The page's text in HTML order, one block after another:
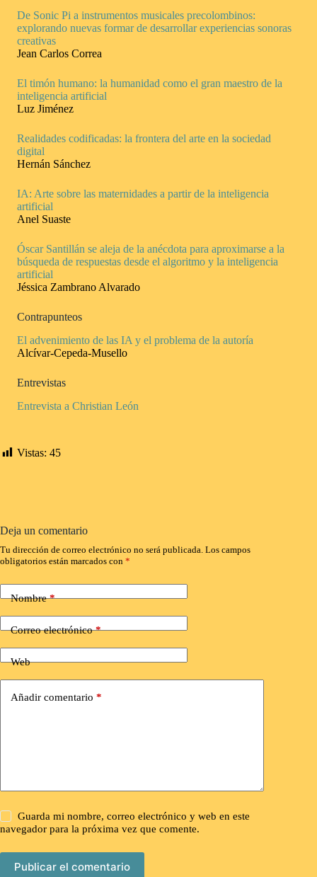
De Sonic Pi a instrumentos musicales precolombinos:
explorando nuevas formar de desarrollar experiencias sonoras
creativas
Jean Carlos Correa
El timón humano: la humanidad como el gran maestro de la
inteligencia artificial
Luz Jiménez
Realidades codificadas: la frontera del arte en la sociedad
digital
Hernán Sánchez
IA: Arte sobre las maternidades a partir de la inteligencia
artificial
Anel Suaste
Óscar Santillán se aleja de la anécdota para aproximarse a la
búsqueda de respuestas desde el algoritmo y la inteligencia
artificial
Jéssica Zambrano Alvarado
Contrapunteos
El advenimiento de las IA y el problema de la autoría
Alcívar-Cepeda-Musello
Entrevistas
Entrevista a Christian León
Vistas: 45
Deja un comentario
Tu dirección de correo electrónico no será publicada. Los campos
obligatorios están marcados con *
Nombre*
Correo electrónico*
Web
Añadir comentario *
Guarda mi nombre, correo electrónico y web en este
navegador para la próxima vez que comente.
Publicar el comentario